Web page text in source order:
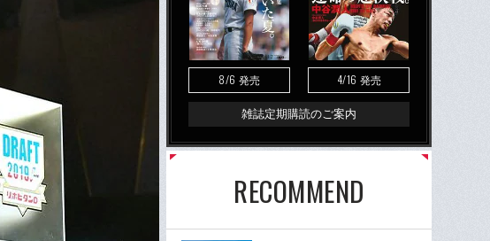
8/6 発売 4/16 発売
雑誌定期購読のご案内
RECOMMEND